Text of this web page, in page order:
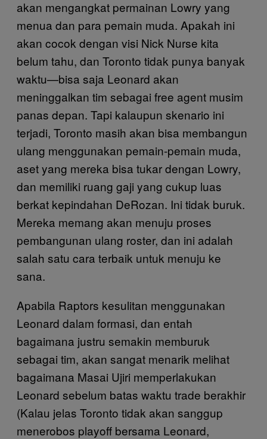
akan mengangkat permainan Lowry yang
menua dan para pemain muda. Apakah ini
akan cocok dengan visi Nick Nurse kita
belum tahu, dan Toronto tidak punya banyak
waktu—bisa saja Leonard akan
meninggalkan tim sebagai free agent musim
panas depan. Tapi kalaupun skenario ini
terjadi, Toronto masih akan bisa membangun
ulang menggunakan pemain-pemain muda,
aset yang mereka bisa tukar dengan Lowry,
dan memiliki ruang gaji yang cukup luas
berkat kepindahan DeRozan. Ini tidak buruk.
Mereka memang akan menuju proses
pembangunan ulang roster, dan ini adalah
salah satu cara terbaik untuk menuju ke
sana.
Apabila Raptors kesulitan menggunakan
Leonard dalam formasi, dan entah
bagaimana justru semakin memburuk
sebagai tim, akan sangat menarik melihat
bagaimana Masai Ujiri memperlakukan
Leonard sebelum batas waktu trade berakhir
(Kalau jelas Toronto tidak akan sanggup
menerobos playoff bersama Leonard,